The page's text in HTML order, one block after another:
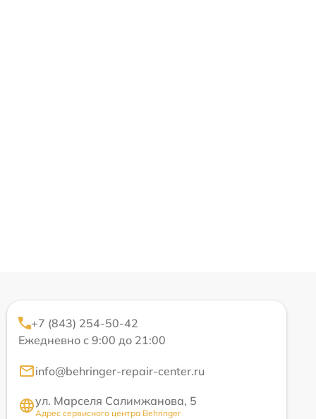
+7 (843) 254-50-42
Ежедневно с 9:00 до 21:00
info@behringer-repair-center.ru
ул. Марселя Салимжанова, 5
Адрес сервисного центра Behringer